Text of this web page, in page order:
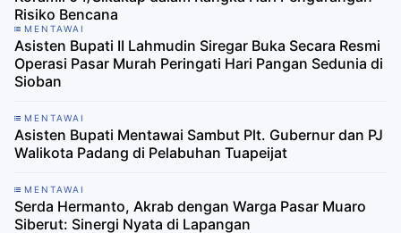
Risiko Bencana
MENTAWAI
Asisten Bupati II Lahmudin Siregar Buka Secara Resmi
Operasi Pasar Murah Peringati Hari Pangan Sedunia di
Sioban
MENTAWAI
Asisten Bupati Mentawai Sambut Plt. Gubernur dan PJ
Walikota Padang di Pelabuhan Tuapeijat
MENTAWAI
Serda Hermanto, Akrab dengan Warga Pasar Muaro
Siberut: Sinergi Nyata di Lapangan